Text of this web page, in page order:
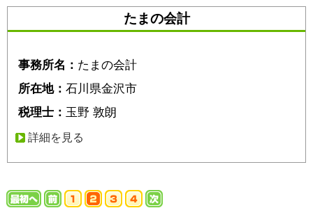
たまの会計
事務所名： たまの会計
所在地： 石川県金沢市
税理士： 玉野 敦朗
詳細を見る